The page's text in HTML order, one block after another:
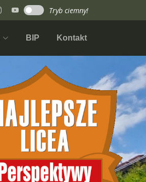
BW Tryb ciemny!
BIP Kontakt